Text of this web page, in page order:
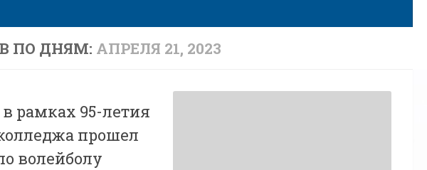
ПО ДНЯМ: АПРЕЛЯ 21, 2023
рамках 95-летия
прошел
волейболу